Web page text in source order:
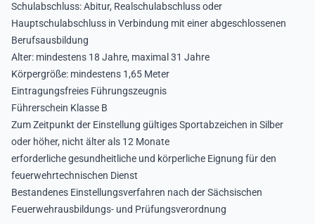
Schulabschluss: Abitur, Realschulabschluss oder
Hauptschulabschluss in Verbindung mit einer abgeschlossenen
Berufsausbildung
Alter: mindestens 18 Jahre, maximal 31 Jahre
Körpergröße: mindestens 1,65 Meter
Eintragungsfreies Führungszeugnis
Führerschein Klasse B
Zum Zeitpunkt der Einstellung gültiges Sportabzeichen in Silber
oder höher, nicht älter als 12 Monate
erforderliche gesundheitliche und körperliche Eignung für den
feuerwehrtechnischen Dienst
Bestandenes Einstellungsverfahren nach der Sächsischen
Feuerwehrausbildungs- und Prüfungsverordnung